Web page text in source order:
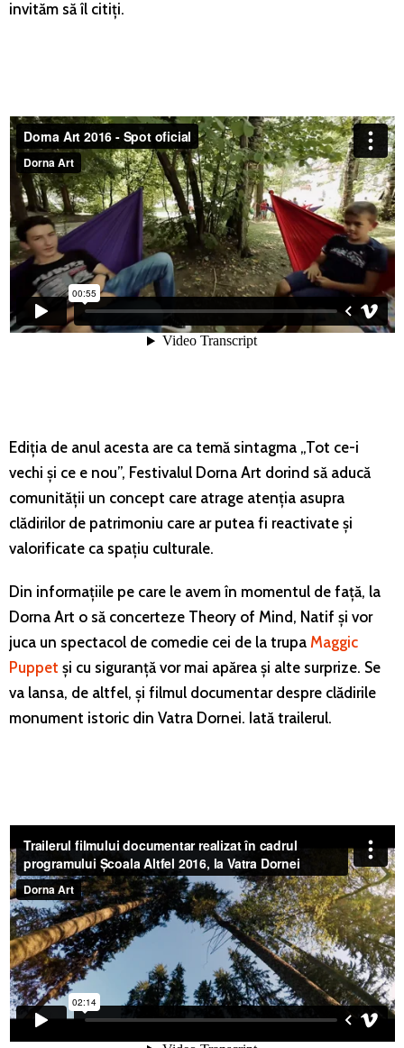
invităm să îl citiți.
Ediția de anul acesta are ca temă sintagma „Tot ce-i
vechi și ce e nou”, Festivalul Dorna Art dorind să aducă
comunității un concept care atrage atenția asupra
clădirilor de patrimoniu care ar putea fi reactivate și
valorificate ca spațiu culturale.
Din informațiile pe care le avem în momentul de față, la
Dorna Art o să concerteze Theory of Mind, Natif și vor
juca un spectacol de comedie cei de la trupa Maggic
Puppet și cu siguranță vor mai apărea și alte surprize. Se
va lansa, de altfel, și filmul documentar despre clădirile
monument istoric din Vatra Dornei. Iată trailerul.